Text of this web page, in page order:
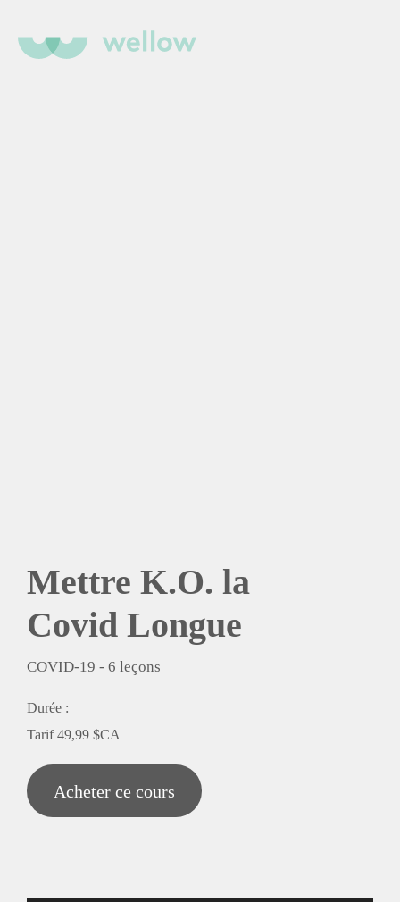
Mettre K.O. la
Covid Longue
COVID-19 - 6 leçons
Durée :
Tarif 49,99 $CA
Acheter ce cours